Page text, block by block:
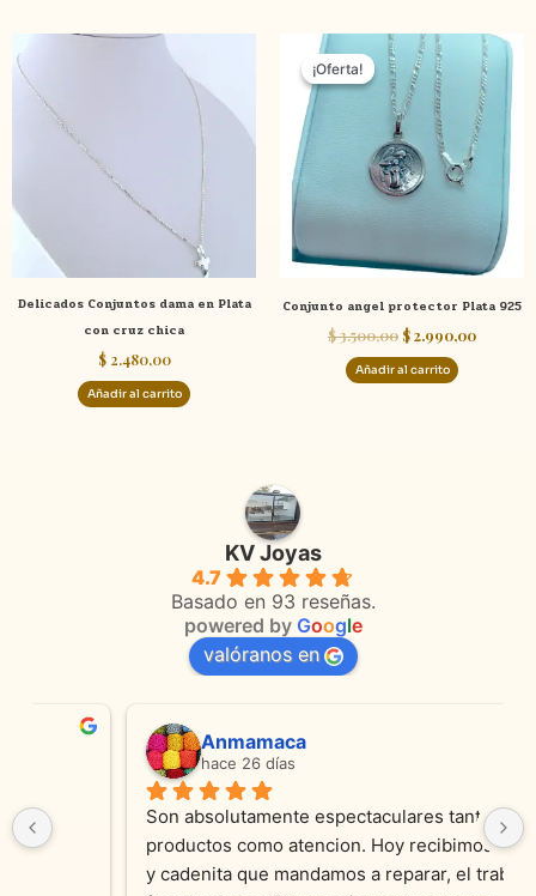
Delicados Conjuntos dama en Plata
con cruz chica
$2.480,00
Añadir al carrito
¡Oferta!
¡Oferta!
Conjunto angel protector Plata 925
$3.500,00
precio
original
era:
$ 3.500,00.
$2.990,00
El
precio
actual
es:
$
Añadir al carrito
KV Joyas
4.7
Basado en 93 reseñas.
powered by Google
valóranos en
Anmamaca
hace 26 días
Son absolutamente espectaculares tanto
productos como atencion. Hoy recibimos alianza
y cadenita que mandamos a reparar, el trabajo